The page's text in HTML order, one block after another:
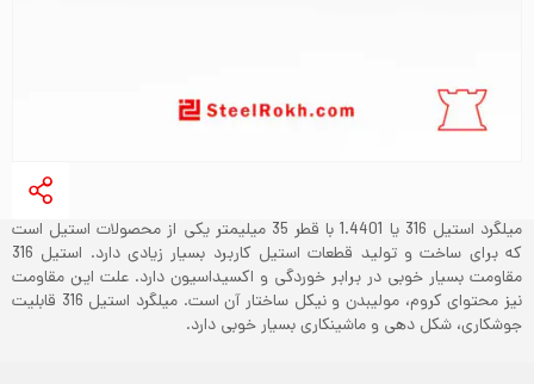
میلگرد استیل 316 یا 1.4401 با قطر 35 میلیمتر یکی از محصولات استیل است
که برای ساخت و تولید قطعات استیل کاربرد بسیار زیادی دارد. استیل 316
مقاومت بسیار خوبی در برابر خوردگی و اکسیداسیون دارد. علت این مقاومت
نیز محتوای کروم، مولیبدن و نیکل ساختار آن است. میلگرد استیل 316 قابلیت
جوشکاری، شکل دهی و ماشینکاری بسیار خوبی دارد.